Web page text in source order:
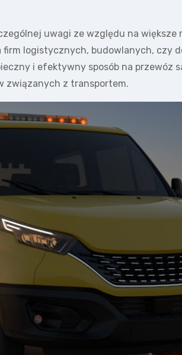
uwagi ze względu na większe
firm logistycznych, budowlanych, czy
i efektywny sposób na przewóz
związanych z transportem.